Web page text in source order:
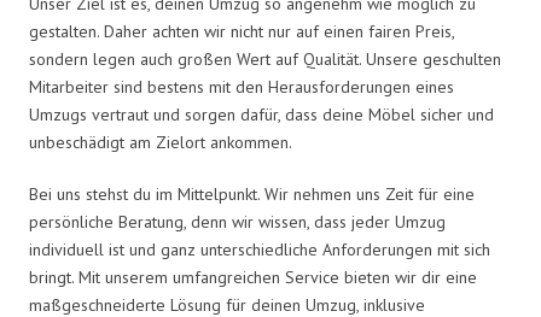
gestalten. Daher achten wir nicht nur auf einen fairen Preis,
sondern legen auch großen Wert auf Qualität. Unsere geschulten
Mitarbeiter sind bestens mit den Herausforderungen eines
Umzugs vertraut und sorgen dafür, dass deine Möbel sicher und
unbeschädigt am Zielort ankommen.
Bei uns stehst du im Mittelpunkt. Wir nehmen uns Zeit für eine
persönliche Beratung, denn wir wissen, dass jeder Umzug
individuell ist und ganz unterschiedliche Anforderungen mit sich
bringt. Mit unserem umfangreichen Service bieten wir dir eine
maßgeschneiderte Lösung für deinen Umzug, inklusive